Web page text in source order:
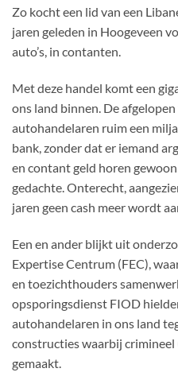
Zo kocht een lid van een
jaren geleden in Hoogeveen
auto’s, in contanten.
Met deze handel komt een
ons land binnen. De
autohandelaren ruim een
bank, zonder dat er iemand
en contant geld horen
gedachte. Onterecht,
jaren geen cash meer wordt
Een en ander blijkt uit
Expertise Centrum (FEC),
en toezichthouders
opsporingsdienst FIOD
autohandelaren in ons land
constructies waarbij
gemaakt.